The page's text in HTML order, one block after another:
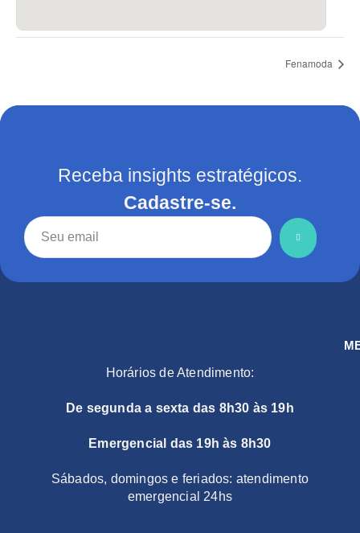
Fenamoda
Receba insights estratégicos.
Cadastre-se.
Horários de Atendimento:
De segunda a sexta das 8h30 às 19h
Emergencial das 19h às 8h30
Sábados, domingos e feriados: atendimento
emergencial 24hs